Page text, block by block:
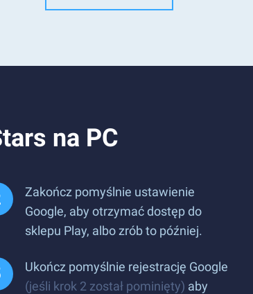
na PC
Zakończ pomyślnie ustawienie
Google, aby otrzymać dostęp do
sklepu Play, albo zrób to później.
Ukończ pomyślnie rejestrację Google
(jeśli krok 2 został pominięty) aby